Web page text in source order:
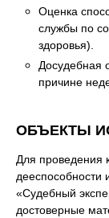
Оценка
службы по
здоровья).
Досудебная
причине
ОБЪЕКТЫ
Для проведения
дееспособности
«Судебный
достоверные